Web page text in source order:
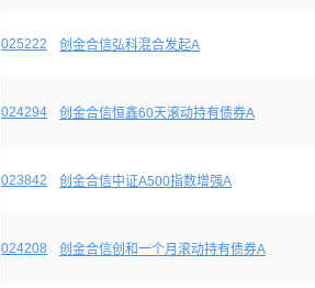
025222 创金合信弘科混合发起A
024294 创金合信恒鑫60天滚动持有债券A
023842 创金合信中证A500指数增强A
024208 创金合信创和一个月滚动持有债券A